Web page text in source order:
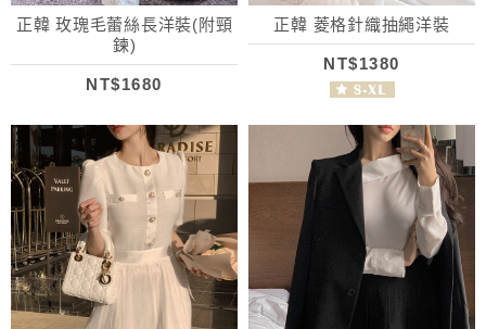
正韓 玫瑰毛蕾絲長洋裝(附頸
鍊)
NT$1680
正韓 菱格針織抽繩洋裝
NT$1380